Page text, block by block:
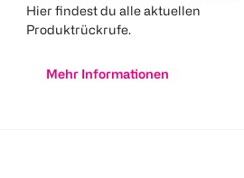
Hier findest du alle aktuellen
Produktrückrufe.
Mehr Informationen